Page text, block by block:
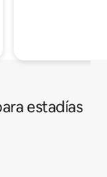
estadías